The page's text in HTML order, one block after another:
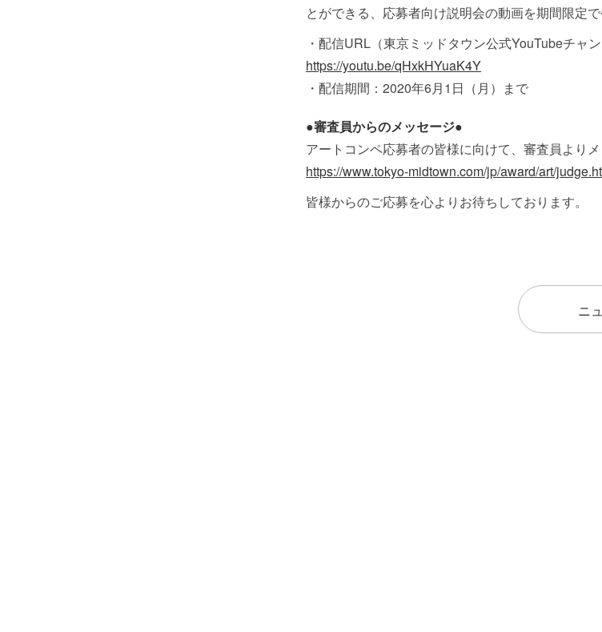
とができる、応募者向け説明会の動画を期間限定
・配信URL（東京ミッドタウン公式YouTubeチャン
https://youtu.be/qHxkHYuaK4Y
・配信期間：2020年6月1日（月）まで
●審査員からのメッセージ●
アートコンペ応募者の皆様に向けて、審査員より
https://www.tokyo-midtown.com/jp/award/art/
皆様からのご応募を心よりお待ちしております。
ニ